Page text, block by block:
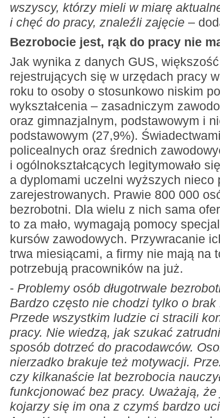
wszyscy, którzy mieli w miarę
i chęć do pracy, znaleźli zajęcie –
Bezrobocie jest, rąk do pracy nie
Jak wynika z danych GUS,
rejestrujących się w urzędach pracy
roku to osoby o stosunkowo niskim
wykształcenia – zasadniczym
oraz gimnazjalnym, podstawowym i
podstawowym (27,9%).
policealnych oraz średnich
i ogólnokształcących legitymowało
a dyplomami uczelni wyższych nieco
zarejestrowanych. Prawie 800 000
bezrobotni. Dla wielu z nich sama
to za mało, wymagają pomocy
kursów zawodowych. Przywracanie
trwa miesiącami, a firmy nie mają na
potrzebują pracowników na już.
- Problemy osób długotrwale
Bardzo często nie chodzi tylko o
Przede wszystkim ludzie ci stracili
pracy. Nie wiedzą, jak szukać
sposób dotrzeć do pracodawców.
nierzadko brakuje też motywacji.
czy kilkanaście lat bezrobocia
funkcjonować bez pracy. Uważają,
kojarzy się im ona z czymś bardzo